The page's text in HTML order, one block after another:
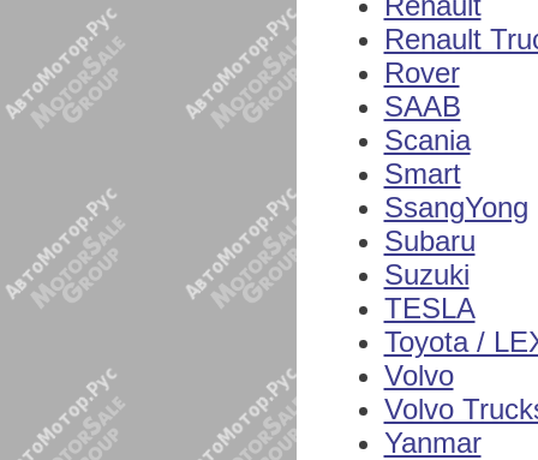
Renault
Rover
SAAB
Scania
Smart
SsangYong
Subaru
Suzuki
TESLA
Toyota /
Volvo
Volvo
Yanmar